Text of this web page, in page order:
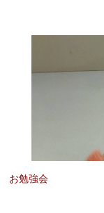
お勉強会